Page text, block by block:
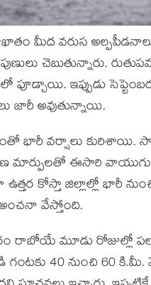
మీద వరుస
చెబుతున్నారు.
ఇప్పుడు
జారీ అవుతున్నాయి.
భారీ వర్షాలు
మార్పులతో ఈసారి
ఉత్తర కోస్తా జిల్లాల్లో భారీ
వేస్తోంది.
రాబోయే మూడు రోజుల్లో
40 నుంచి 60